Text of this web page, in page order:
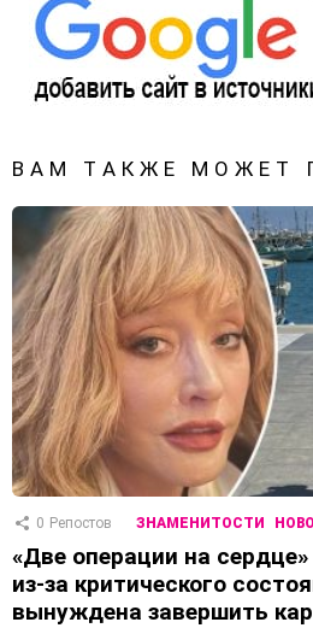
ВАМ ТАКЖЕ МОЖЕТ
0 Репостов ЗНАМЕНИТОСТИ
«Две операции на
из-за критического
вынуждена завершить